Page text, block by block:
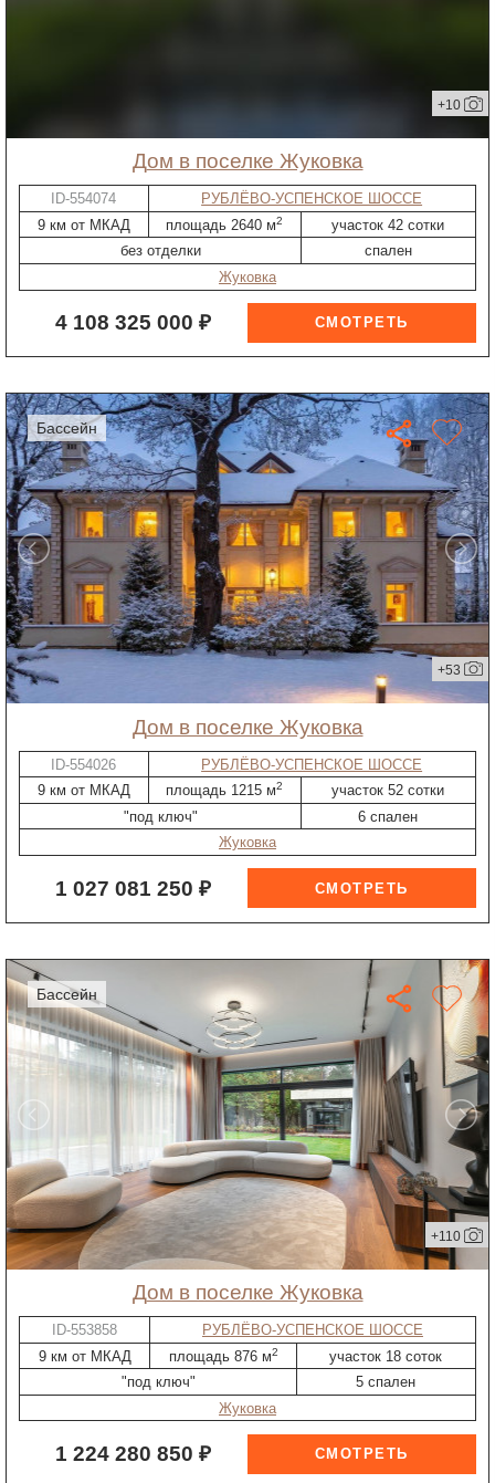
+10
дом в поселке Жуковка
ID-554074
РУБЛЁВО-УСПЕНСКОЕ ШОССЕ
9 км от МКАД
площадь 2640 м2
участок 42 сотки
без отделки
спален
Жуковка
4 108 325 000 ₽
бассейн
+53
дом в поселке Жуковка
ID-554026
РУБЛЁВО-УСПЕНСКОЕ ШОССЕ
9 км от МКАД
площадь 1215 м2
участок 52 сотки
"под ключ"
6 спален
Жуковка
1 027 081 250 ₽
бассейн
+110
дом в поселке Жуковка
ID-553858
РУБЛЁВО-УСПЕНСКОЕ ШОССЕ
9 км от МКАД
площадь 876 м2
участок 18 соток
"под ключ"
5 спален
Жуковка
1 224 280 850 ₽